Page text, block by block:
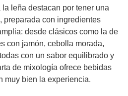
la leña destacan por tener una
preparada con ingredientes
desde clásicos como la de
con jamón, cebolla morada,
con un sabor equilibrado y
de mixología ofrece bebidas
muy bien la experiencia.